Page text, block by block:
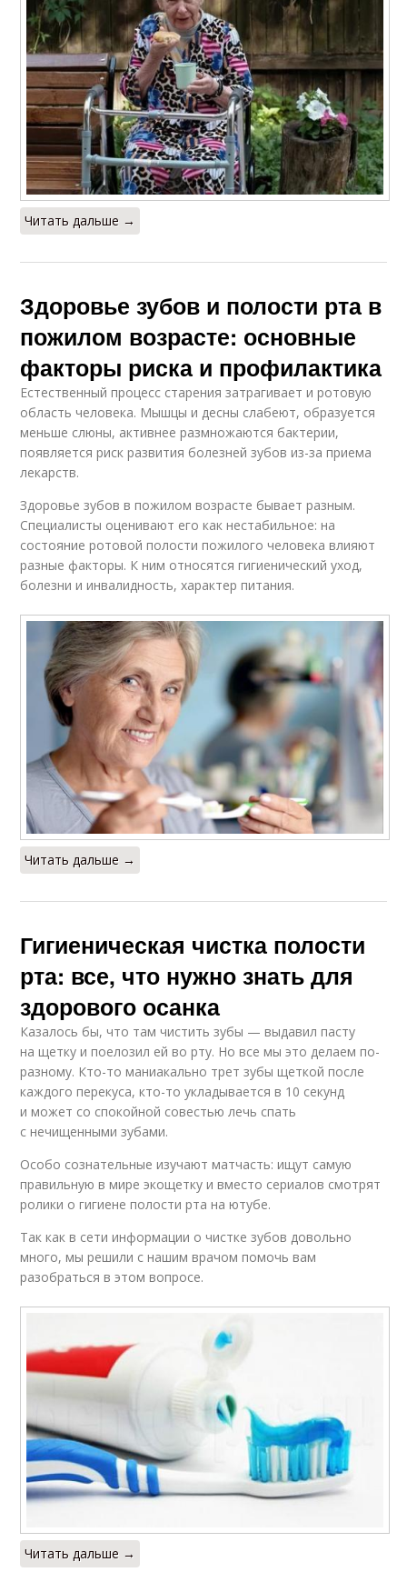
Читать дальше →
Здоровье зубов и полости рта в
пожилом возрасте: основные
факторы риска и профилактика
Естественный процесс старения затрагивает и ротовую
область человека. Мышцы и десны слабеют, образуется
меньше слюны, активнее размножаются бактерии,
появляется риск развития болезней зубов из-за приема
лекарств.
Здоровье зубов в пожилом возрасте бывает разным.
Специалисты оценивают его как нестабильное: на
состояние ротовой полости пожилого человека влияют
разные факторы. К ним относятся гигиенический уход,
болезни и инвалидность, характер питания.
Читать дальше →
Гигиеническая чистка полости
рта: все, что нужно знать для
здорового осанка
Казалось бы, что там чистить зубы — выдавил пасту
на щетку и поелозил ей во рту. Но все мы это делаем по-
разному. Кто-то маниакально трет зубы щеткой после
каждого перекуса, кто-то укладывается в 10 секунд
и может со спокойной совестью лечь спать
с нечищенными зубами.
Особо сознательные изучают матчасть: ищут самую
правильную в мире экощетку и вместо сериалов смотрят
ролики о гигиене полости рта на ютубе.
Так как в сети информации о чистке зубов довольно
много, мы решили с нашим врачом помочь вам
разобраться в этом вопросе.
Читать дальше →